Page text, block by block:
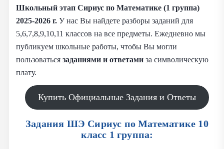
Школьный этап Сириус по Математике (1 группа)
2025-2026 г. У нас Вы найдете разборы заданий для
5,6,7,8,9,10,11 классов на все предметы. Ежедневно мы
публикуем школьные работы, чтобы Вы могли
пользоваться заданиями и ответами за символическую
плату.
Купить Официальные Задания и Ответы
Задания ШЭ Сириус по Математике 10
класс 1 группа: